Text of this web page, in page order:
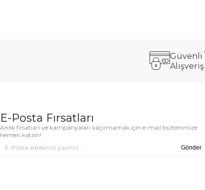
Güvenli
Alışveriş
E-Posta Fırsatları
Anlık fırsatları ve kampanyaları kaçırmamak için e-mail bültenimize
hemen katılın!
Gönder